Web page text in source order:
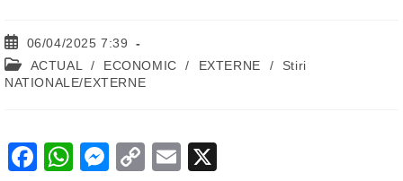
Post
published:
06/04/2025 7:39
Post
category:
ACTUAL / ECONOMIC / EXTERNE /
Stiri
NATIONALE/EXTERNE
F
W
M
C
E